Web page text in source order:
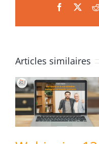
Facebook
Articles similaires